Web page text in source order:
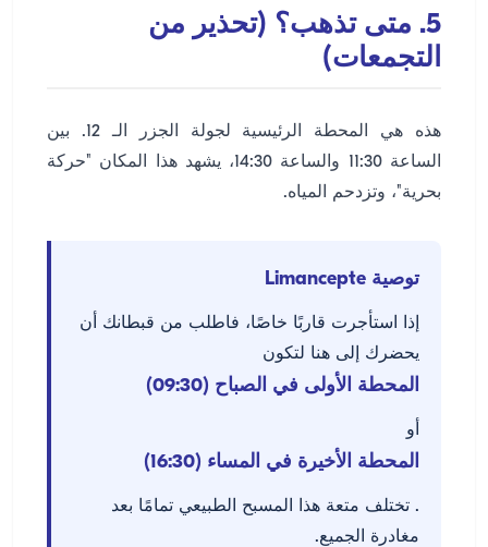
5. متى تذهب؟ (تحذير من
التجمعات)
هذه هي المحطة الرئيسية لجولة الجزر الـ 12. بين
الساعة 11:30 والساعة 14:30، يشهد هذا المكان "حركة
بحرية"، وتزدحم المياه.
توصية Limancepte
إذا استأجرت قاربًا خاصًا، فاطلب من قبطانك أن
يحضرك إلى هنا لتكون
المحطة الأولى في الصباح (09:30)
أو
المحطة الأخيرة في المساء (16:30)
. تختلف متعة هذا المسبح الطبيعي تمامًا بعد
مغادرة الجميع.